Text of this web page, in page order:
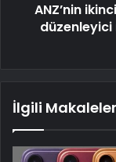
ANZ’nin
İlgili Makaleler